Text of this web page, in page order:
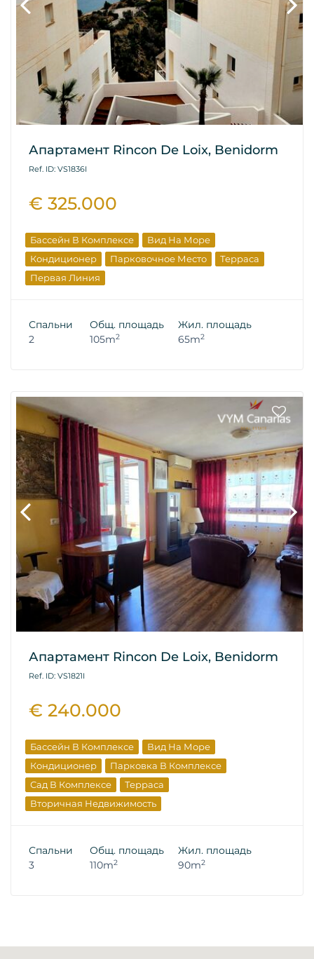
Апартамент Rincon De Loix, Benidorm
Ref. ID: VS1836I
€ 325.000
Бассейн В Комплексе
Вид На Море
Кондиционер
Парковочное Место
Терраса
Первая Линия
Спальни
2
Общ. площадь
105m2
Жил. площадь
65m2
Апартамент Rincon De Loix, Benidorm
Ref. ID: VS1821I
€ 240.000
Бассейн В Комплексе
Вид На Море
Кондиционер
Парковка В Комплексе
Сад В Комплексе
Терраса
Вторичная Недвижимость
Спальни
3
Общ. площадь
110m2
Жил. площадь
90m2